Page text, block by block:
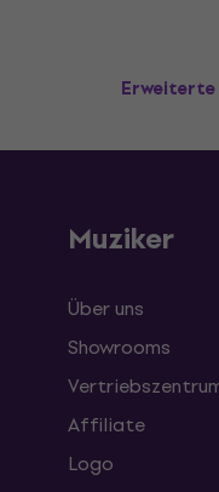
Muziker
Über uns
Showrooms
Affiliate
Logo